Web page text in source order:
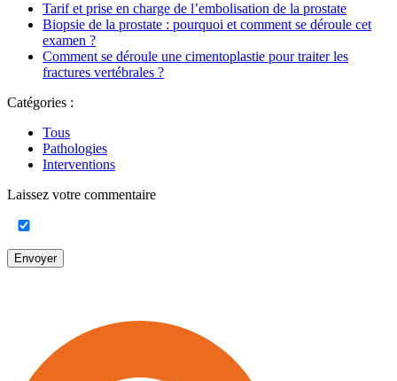
Tarif et prise en charge de l’embolisation de la prostate
Biopsie de la prostate : pourquoi et comment se déroule cet
examen ?
Comment se déroule une cimentoplastie pour traiter les
fractures vertébrales ?
Catégories :
Tous
Pathologies
Interventions
Laissez votre commentaire
Envoyer